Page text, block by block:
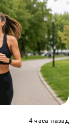
4 часа назад